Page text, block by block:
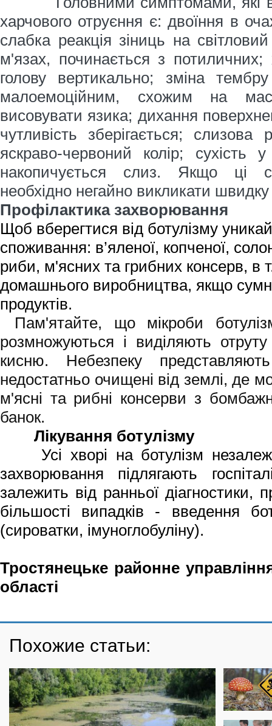
харчового отруєння є: двоїння в
слабка реакція зіниць на
м'язах, починається з
голову вертикально; зміна
малоемоційним, схожим на
висовувати язика; дихання
чутливість зберігається;
яскраво-червоний колір; сухість
накопичується слиз. Якщо ці
необхідно негайно викликати
Профілактика захворювання
Щоб вберегтися від ботулізму
споживання: в’яленої, копченої,
риби, м'ясних та грибних консерв, в
домашнього виробництва, якщо
продуктів.
Пам'ятайте, що мікроби
розмножуються і виділяють
кисню. Небезпеку
недостатньо очищені від землі, де
м'ясні та рибні консерви з
банок.
Лікування ботулізму
Усі хворі на ботулізм
захворювання підлягають
залежить від ранньої діагностики,
більшості випадків - введення
(сироватки, імуноглобуліну).
Тростянецьке районне
області
Похожие статьи: